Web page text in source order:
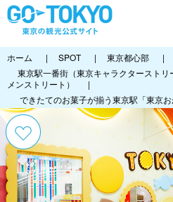
ホーム | SPOT | 東京都心部 |
東京駅一番街（東京キャラクタースト
メンストリート）
|
できたてのお菓子が揃う東京駅「東京